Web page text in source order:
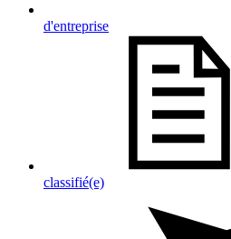
d'entreprise
classifié(e)